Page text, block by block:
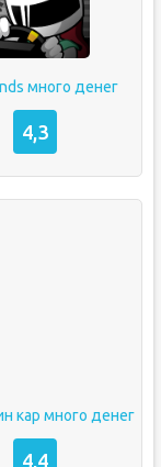
много денег
4,3
кар много денег
4,4